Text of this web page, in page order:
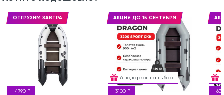
-4790 ₽
ОТГРУЗИМ ЗАВТРА
6 подарков на выбор
-3100 ₽
АКЦИЯ ДО 15 СЕНТЯБРЯ
-